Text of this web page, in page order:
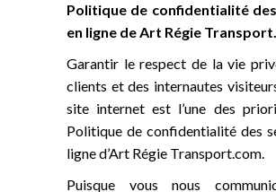
Politique de confidentialité
en ligne de Art Régie
Garantir le respect de la vie
clients et des internautes
site internet est l’une des
Politique de confidentialité des
ligne d’Art Régie Transport.com.
Puisque vous nous